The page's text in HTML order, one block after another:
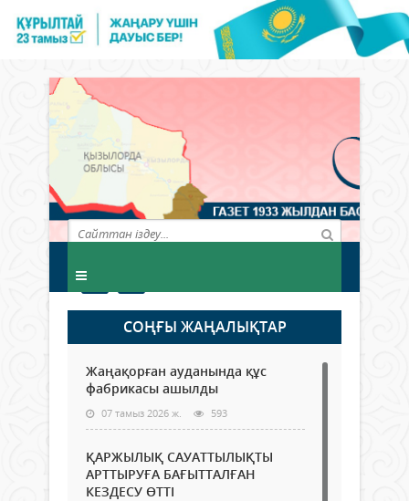
СОҢҒЫ ЖАҢАЛЫҚТАР
Жаңақорған ауданында құс
фабрикасы ашылды
07 тамыз 2026 ж. 593
ҚАРЖЫЛЫҚ САУАТТЫЛЫҚТЫ
АРТТЫРУҒА БАҒЫТТАЛҒАН
КЕЗДЕСУ ӨТТІ